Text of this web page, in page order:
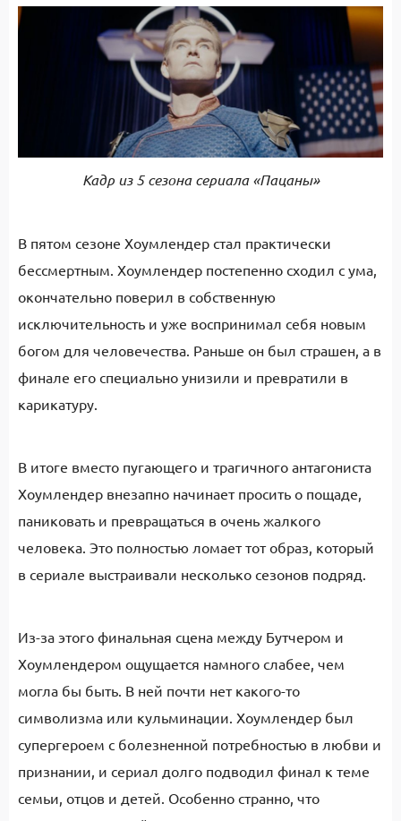
Кадр из 5 сезона сериала «Пацаны»
В пятом сезоне Хоумлендер стал практически
бессмертным. Хоумлендер постепенно сходил с ума,
окончательно поверил в собственную
исключительность и уже воспринимал себя новым
богом для человечества. Раньше он был страшен, а в
финале его специально унизили и превратили в
карикатуру.
В итоге вместо пугающего и трагичного антагониста
Хоумлендер внезапно начинает просить о пощаде,
паниковать и превращаться в очень жалкого
человека. Это полностью ломает тот образ, который
в сериале выстраивали несколько сезонов подряд.
Из-за этого финальная сцена между Бутчером и
Хоумлендером ощущается намного слабее, чем
могла бы быть. В ней почти нет какого-то
символизма или кульминации. Хоумлендер был
супергероем с болезненной потребностью в любви и
признании, и сериал долго подводил финал к теме
семьи, отцов и детей. Особенно странно, что